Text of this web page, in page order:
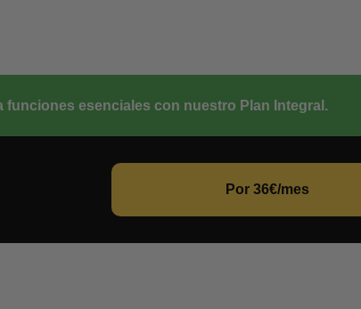
funciones esenciales con nuestro Plan Integral.
Por 36€/mes